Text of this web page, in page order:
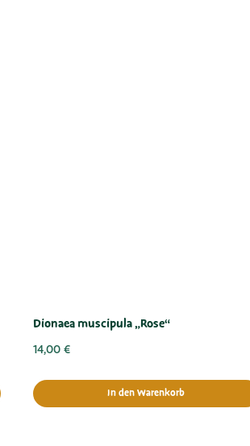
Dionaea muscipula „Rose“
14,00 €
In den Warenkorb